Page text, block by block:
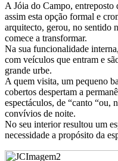
A Jóia do Campo,
assim esta opção formal e
arquitecto, gerou, no sentido
comece a transformar.
Na sua funcionalidade
com veículos que entram e
grande urbe.
A quem visita, um pequeno
cobertos despertam a
espectáculos, de “canto “ou,
convívios de noite.
No seu interior resultou um
necessidade a propósito da